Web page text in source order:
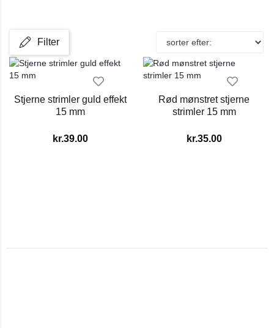
Filter
Stjerne strimler guld effekt
15 mm
kr.39.00
Rød mønstret stjerne
strimler 15 mm
kr.35.00